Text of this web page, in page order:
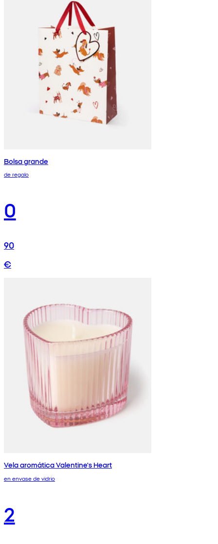
Bolsa grande
de regalo
0
90
€
Vela aromática Valentine's Heart
en envase de vidrio
2